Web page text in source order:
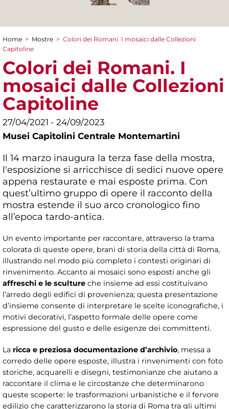
Tu sei qui
Home > Mostre > Colori dei Romani. I mosaici dalle Collezioni
Capitoline
Colori dei Romani. I
mosaici dalle Collezioni
Capitoline
27/04/2021 - 24/09/2023
Musei Capitolini Centrale Montemartini
Il 14 marzo inaugura la terza fase della mostra,
l'esposizione si arricchisce di sedici nuove opere
appena restaurate e mai esposte prima. Con
quest’ultimo gruppo di opere il racconto della
mostra estende il suo arco cronologico fino
all’epoca tardo-antica.
Un evento importante per raccontare, attraverso la trama
colorata di queste opere, brani di storia della città di Roma,
illustrando nel modo più completo i contesti originari di
rinvenimento. Accanto ai mosaici sono esposti anche gli
affreschi e le sculture che insieme ad essi costituivano
l’arredo degli edifici di provenienza; questa presentazione
d’insieme consente di interpretare le scelte iconografiche, i
motivi decorativi, l’aspetto formale delle opere come
espressione del gusto e delle esigenze dei committenti.
La ricca e preziosa documentazione d’archivio, messa a
corredo delle opere esposte, illustra i rinvenimenti con foto
storiche, acquarelli e disegni, testimonianze che aiutano a
raccontare il clima e le circostanze che determinarono
queste scoperte: le trasformazioni urbanistiche e il fervore
edilizio che caratterizzarono la storia di Roma tra gli ultimi